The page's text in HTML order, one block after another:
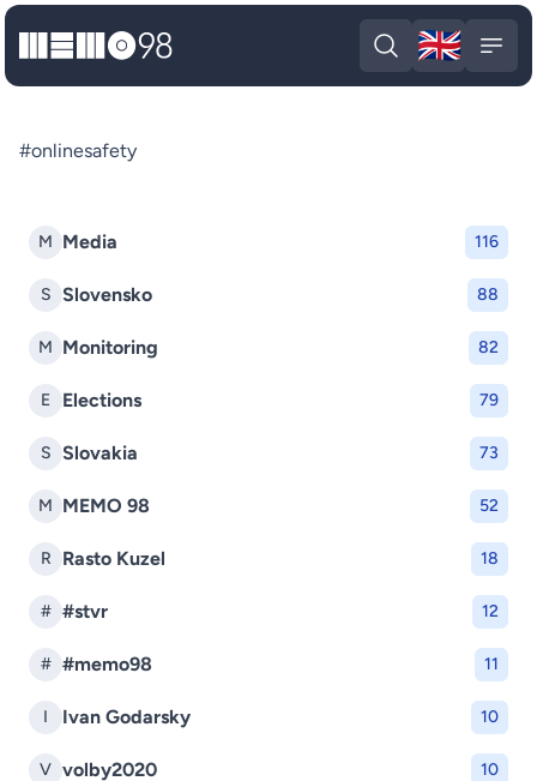
MEMO98
Open search
🇬🇧
M Media 116
S Slovensko 88
M Monitoring 82
E Elections 79
S Slovakia 73
M MEMO 98 52
R Rasto Kuzel 18
# #stvr 12
# #memo98 11
I Ivan Godarsky 10
V volby2020 10
#onlinesafety